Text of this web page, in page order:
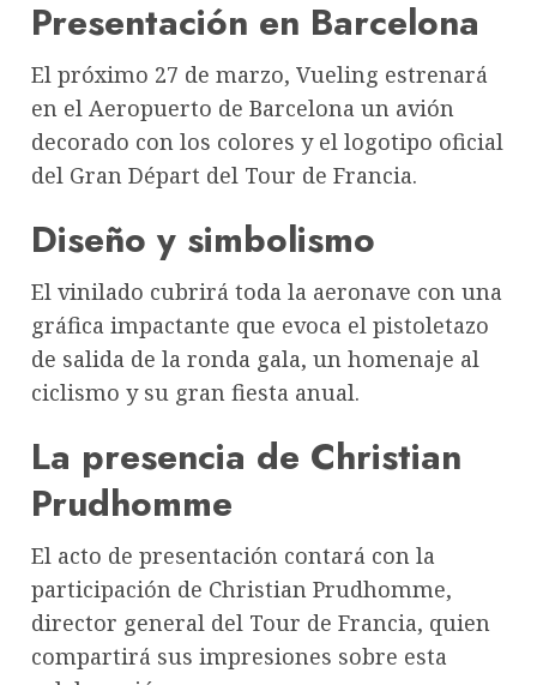
Presentación en Barcelona
El próximo 27 de marzo, Vueling estrenará
en el Aeropuerto de Barcelona un avión
decorado con los colores y el logotipo oficial
del Gran Départ del Tour de Francia.
Diseño y simbolismo
El vinilado cubrirá toda la aeronave con una
gráfica impactante que evoca el pistoletazo
de salida de la ronda gala, un homenaje al
ciclismo y su gran fiesta anual.
La presencia de Christian
Prudhomme
El acto de presentación contará con la
participación de Christian Prudhomme,
director general del Tour de Francia, quien
compartirá sus impresiones sobre esta